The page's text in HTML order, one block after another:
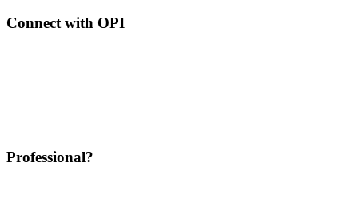
Connect with OPI
Professional?